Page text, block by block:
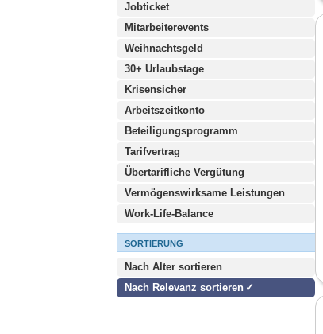
Jobticket
Mitarbeiterevents
Weihnachtsgeld
30+ Urlaubstage
Krisensicher
Arbeitszeitkonto
Beteiligungsprogramm
Tarifvertrag
Übertarifliche Vergütung
Vermögenswirksame Leistungen
Work-Life-Balance
SORTIERUNG
Nach Alter sortieren
Nach Relevanz sortieren